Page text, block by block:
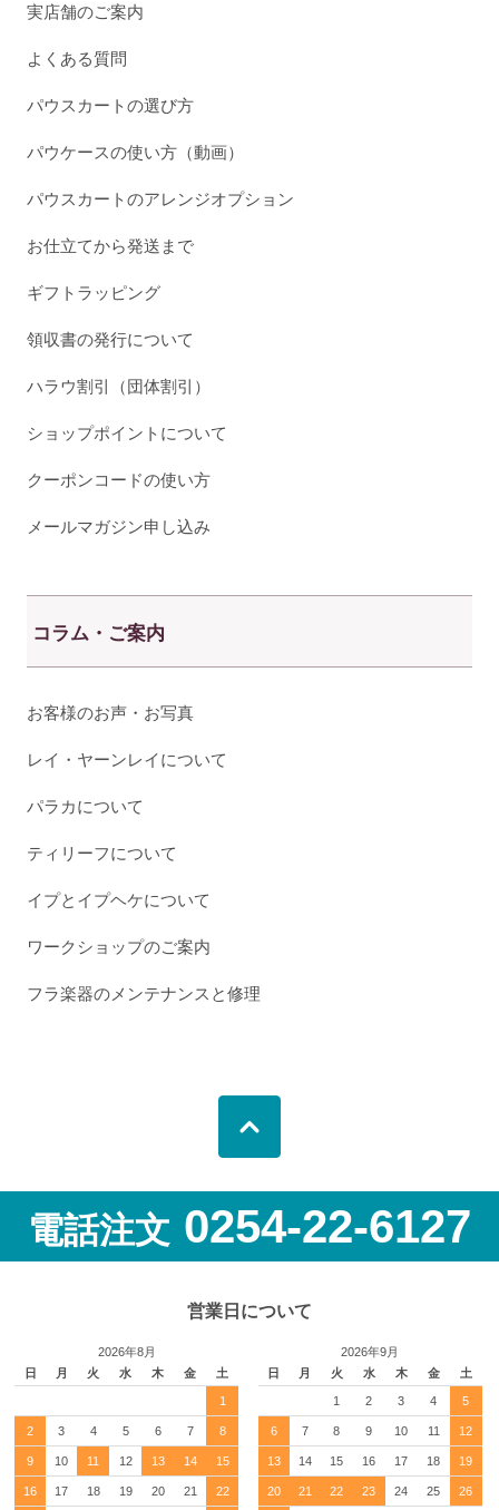
実店舗のご案内
よくある質問
パウスカートの選び方
パウケースの使い方（動画）
パウスカートのアレンジオプション
お仕立てから発送まで
ギフトラッピング
領収書の発行について
ハラウ割引（団体割引）
ショップポイントについて
クーポンコードの使い方
メールマガジン申し込み
コラム・ご案内
お客様のお声・お写真
レイ・ヤーンレイについて
パラカについて
ティリーフについて
イプとイプヘケについて
ワークショップのご案内
フラ楽器のメンテナンスと修理
電話注文 0254-22-6127
営業日について
2026年8月
日
月 火 水 木 金 土
1
2 3 4 5 6 7 8
9 10 11 12 13 14 15
16 17 18 19 20 21 22
2026年9月
日
月 火 水 木 金 土
1 2 3 4 5
6 7 8 9 10 11 12
13 14 15 16 17 18 19
20 21 22 23 24 25 26